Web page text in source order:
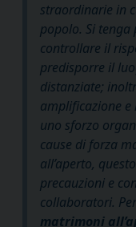
straordinarie in
popolo. Si tenga
controllare il
predisporre il
distanziate;
amplificazione
uno sforzo
cause di forza
all’aperto,
precauzioni e
collaboratori.
matrimoni